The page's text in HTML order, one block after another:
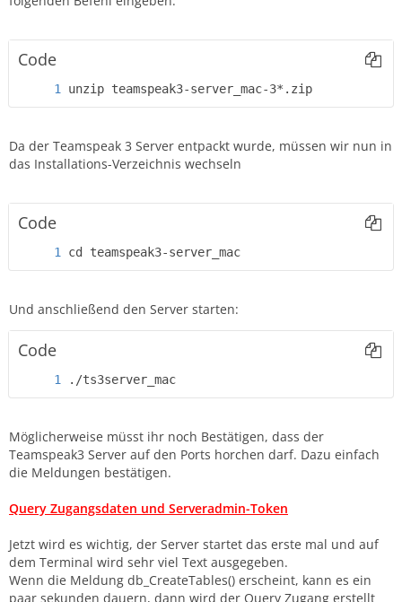
Code
unzip teamspeak3-server_mac-3*.zip
Da der Teamspeak 3 Server entpackt wurde, müssen wir nun in
das Installations-Verzeichnis wechseln
Code
cd teamspeak3-server_mac
Und anschließend den Server starten:
Code
./ts3server_mac
Möglicherweise müsst ihr noch Bestätigen, dass der
Teamspeak3 Server auf den Ports horchen darf. Dazu einfach
die Meldungen bestätigen.
Query Zugangsdaten und Serveradmin-Token
Jetzt wird es wichtig, der Server startet das erste mal und auf
dem Terminal wird sehr viel Text ausgegeben.
Wenn die Meldung db_CreateTables() erscheint, kann es ein
paar sekunden dauern, dann wird der Query Zugang erstellt